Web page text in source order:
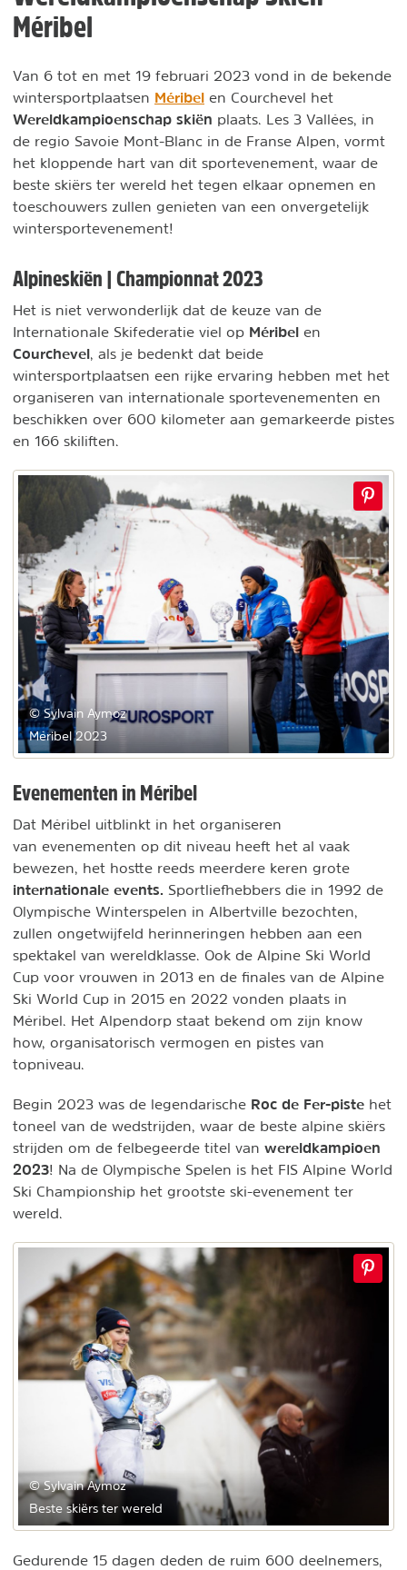
Méribel
Van 6 tot en met 19 februari 2023 vond in de bekende
wintersportplaatsen Méribel en Courchevel het
Wereldkampioenschap skiën plaats. Les 3 Vallées, in
de regio Savoie Mont-Blanc in de Franse Alpen, vormt
het kloppende hart van dit sportevenement, waar de
beste skiërs ter wereld het tegen elkaar opnemen en
toeschouwers zullen genieten van een onvergetelijk
wintersportevenement!
Alpineskiën | Championnat 2023
Het is niet verwonderlijk dat de keuze van de
Internationale Skifederatie viel op Méribel en
Courchevel , als je bedenkt dat beide
wintersportplaatsen een rijke ervaring hebben met het
organiseren van internationale sportevenementen en
beschikken over 600 kilometer aan gemarkeerde pistes
en 166 skiliften.
© Sylvain Aymoz
Méribel 2023
Evenementen in Méribel
Dat Méribel uitblinkt in het organiseren
van evenementen op dit niveau heeft het al vaak
bewezen, het hostte reeds meerdere keren grote
internationale events. Sportliefhebbers die in 1992 de
Olympische Winterspelen in Albertville bezochten,
zullen ongetwijfeld herinneringen hebben aan een
spektakel van wereldklasse. Ook de Alpine Ski World
Cup voor vrouwen in 2013 en de finales van de Alpine
Ski World Cup in 2015 en 2022 vonden plaats in
Méribel. Het Alpendorp staat bekend om zijn know
how, organisatorisch vermogen en pistes van
topniveau.
Begin 2023 was de legendarische Roc de Fer-piste het
toneel van de wedstrijden, waar de beste alpine skiërs
strijden om de felbegeerde titel van wereldkampioen
2023! Na de Olympische Spelen is het FIS Alpine World
Ski Championship het grootste ski-evenement ter
wereld.
© Sylvain Aymoz
Beste skiërs ter wereld
Gedurende 15 dagen deden de ruim 600 deelnemers,